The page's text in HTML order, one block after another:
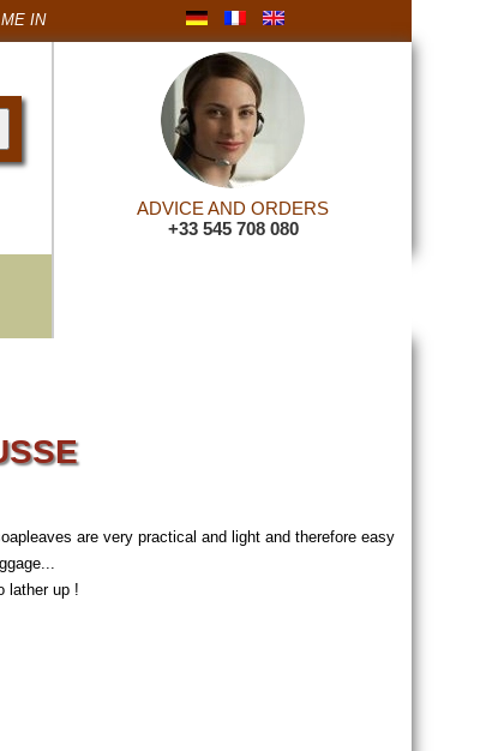
IN
ADVICE AND ORDERS
+33 545 708 080
are very practical and light and therefore easy
lather up !